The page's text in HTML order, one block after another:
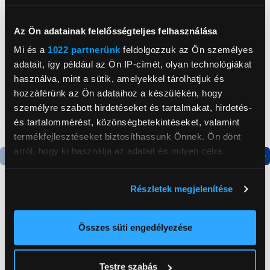
Az Ön adatainak felelősségteljes felhasználása
Mi és a 1022 partnerünk feldolgozzuk az Ön személyes
adatait, így például az Ön IP-címét, olyan technológiákat
használva, mint a sütik, amelyekkel tárolhatjuk és
hozzáférünk az Ön adataihoz a készülékén, hogy
személyre szabott hirdetéseket és tartalmakat, hirdetés-
és tartalommérést, közönségbetekintéseket, valamint
termékfejlesztéseket biztosíthassunk Önnek. Ön dönt
arról, hogy ki használja az adatait és milyen célra.
elhelyezkedéséről pár méteres pontossággal
Az Ön készülékén beazonosítása annak konkrét
Részletek megjelenítése
Összes süti engedélyezése
Testre szabás
Candy CHASD4385EWC
Egyajtós hűtőszekrény
59 999 Ft
Krups KP123B Dolce
Gusto® Mini Me
39 999 Ft